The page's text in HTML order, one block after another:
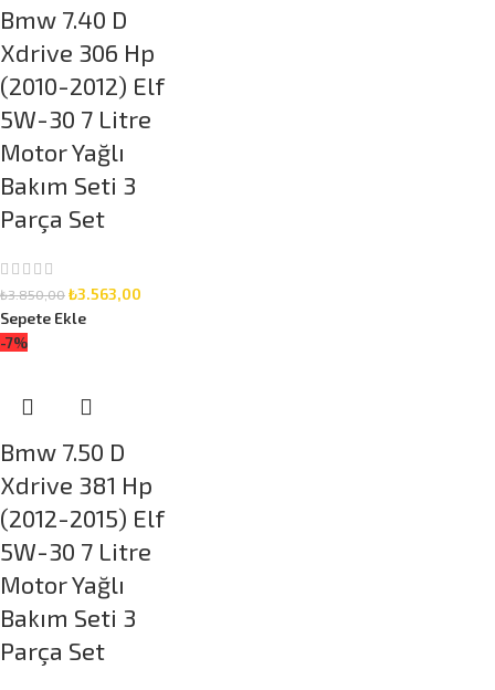
Bmw 7.40 D
Xdrive 306 Hp
(2010-2012) Elf
5W-30 7 Litre
Motor Yağlı
Bakım Seti 3
Parça Set
₺3.850,00₺3.563,00
Sepete Ekle
-7%
Bmw 7.50 D
Xdrive 381 Hp
(2012-2015) Elf
5W-30 7 Litre
Motor Yağlı
Bakım Seti 3
Parça Set